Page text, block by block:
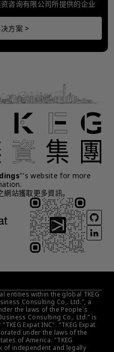
咨询有限公司所提供的企业
方案 >
"'s website for more
網站獲取更多資訊。
entities within the global TKEG
Consulting Co,. Ltd.", a
the laws of the People´s
Consulting Co,. Ltd.” is
Expat INC". "TKEG Expat
under the laws of the
of America. "TKEG
of independent and legally